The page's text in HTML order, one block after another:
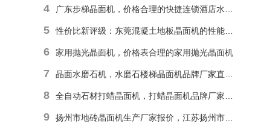
4
5
6 家用抛光晶面机，价格表合理的家用抛光晶面机
7
8
9